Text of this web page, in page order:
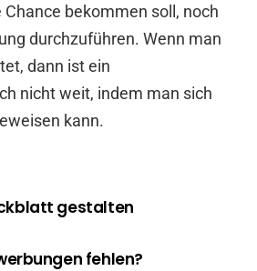
bekommen soll, noch
durchzuführen. Wenn man
dann ist ein
nicht weit, indem man sich
kann.
gestalten
fehlen?